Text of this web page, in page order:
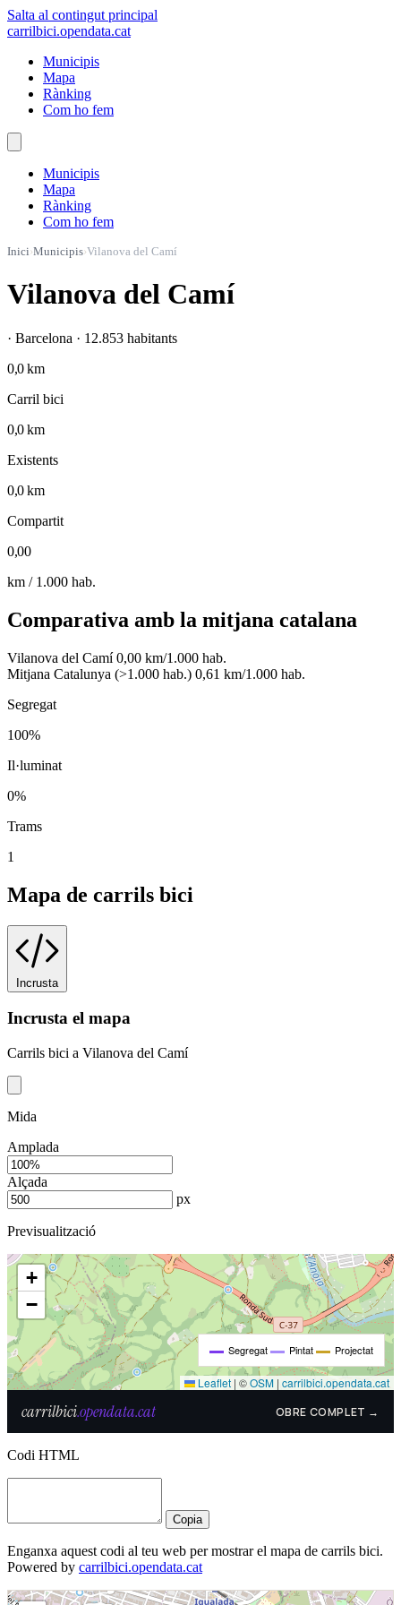
Salta al contingut principal
carrilbici.opendata.cat
Municipis
Mapa
Rànking
Com ho fem
Municipis
Mapa
Rànking
Com ho fem
Inici›Municipis›Vilanova del Camí
Vilanova del Camí
· Barcelona · 12.853 habitants
0,0 km
Carril bici
0,0 km
Existents
0,0 km
Compartit
0,00
km / 1.000 hab.
Comparativa amb la mitjana catalana
Vilanova del Camí 0,00 km/1.000 hab.
Mitjana Catalunya (>1.000 hab.) 0,61 km/1.000 hab.
Segregat
100%
Il·luminat
0%
Trams
1
Mapa de carrils bici
Incrusta
Incrusta el mapa
Carrils bici a Vilanova del Camí
Mida
Amplada
Alçada
px
Previsualització
Codi HTML
Copia
Enganxa aquest codi al teu web per mostrar el mapa de carrils bici.
Powered by carrilbici.opendata.cat